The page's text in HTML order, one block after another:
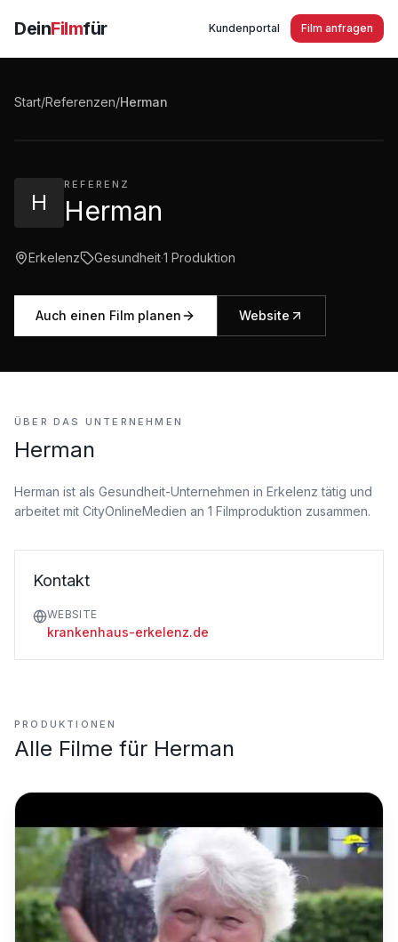
DeinFilmfür Kundenportal Film anfragen
Start/Referenzen/Herman
H
REFERENZ
Herman
Erkelenz Gesundheit·1 Produktion
Auch einen Film planen Website
Herman - Josef - Stiftung in Erkelenz
ÜBER DAS UNTERNEHMEN
Herman
Herman ist als Gesundheit-Unternehmen in Erkelenz tätig und
arbeitet mit CityOnlineMedien an 1 Filmproduktion zusammen.
Kontakt
WEBSITE
krankenhaus-erkelenz.de
PRODUKTIONEN
Alle Filme für Herman